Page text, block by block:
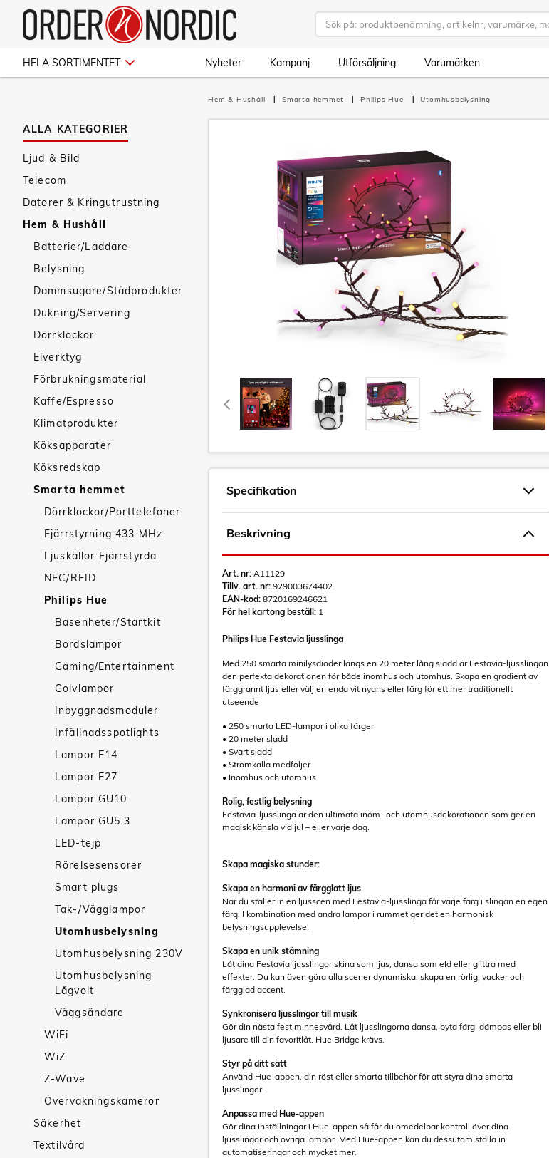
HELA SORTIMENTET Nyheter Kampanj Utförsäljning Varumärken
ALLA KATEGORIER
Ljud & Bild
Telecom
Datorer & Kringutrustning
Hem & Hushåll
Batterier/Laddare
Belysning
Dammsugare/Städprodukter
Dukning/Servering
Dörrklockor
Elverktyg
Förbrukningsmaterial
Kaffe/Espresso
Klimatprodukter
Köksapparater
Köksredskap
Smarta hemmet
Dörrklockor/Porttelefoner
Fjärrstyrning 433 MHz
Ljuskällor Fjärrstyrda
NFC/RFID
Philips Hue
Basenheter/Startkit
Bordslampor
Gaming/Entertainment
Golvlampor
Inbyggnadsmoduler
Infällnadsspotlights
Lampor E14
Lampor E27
Lampor GU10
Lampor GU5.3
LED-tejp
Rörelsesensorer
Smart plugs
Tak-/Vägglampor
Utomhusbelysning
Utomhusbelysning 230V
Utomhusbelysning
Lågvolt
Väggsändare
WiFi
WiZ
Z-Wave
Övervakningskameror
Säkerhet
Textilvård
Hem & Hushåll Smarta hemmet Philips Hue Utomhusbelysning
Specifikation
Beskrivning
Art. nr: A11129
Tillv. art. nr: 929003674402
EAN-kod: 8720169246621
För hel kartong beställ: 1
Philips Hue Festavia ljusslinga
Med 250 smarta minilysdioder längs en 20 meter lång sladd är Festavia-ljusslingan
den perfekta dekorationen för både inomhus och utomhus. Skapa en gradient av
färggrannt ljus eller välj en enda vit nyans eller färg för ett mer traditionellt
utseende
• 250 smarta LED-lampor i olika färger
• 20 meter sladd
• Svart sladd
• Strömkälla medföljer
• Inomhus och utomhus
Rolig, festlig belysning
Festavia-ljusslinga är den ultimata inom- och utomhusdekorationen som ger en
magisk känsla vid jul – eller varje dag.
Skapa magiska stunder:
Skapa en harmoni av färgglatt ljus
När du ställer in en ljusscen med Festavia-ljusslinga får varje färg i slingan en egen
färg. I kombination med andra lampor i rummet ger det en harmonisk
belysningsupplevelse.
Skapa en unik stämning
Låt dina Festavia ljusslingor skina som ljus, dansa som eld eller glittra med
effekter. Du kan även göra alla scener dynamiska, skapa en rörlig, vacker och
färgglad accent.
Synkronisera ljusslingor till musik
Gör din nästa fest minnesvärd. Låt ljusslingorna dansa, byta färg, dämpas eller bli
ljusare till din favoritlåt. Hue Bridge krävs.
Styr på ditt sätt
Använd Hue-appen, din röst eller smarta tillbehör för att styra dina smarta
ljusslingor.
Anpassa med Hue-appen
Gör dina inställningar i Hue-appen så får du omedelbar kontroll över dina
ljusslingor och övriga lampor. Med Hue-appen kan du dessutom ställa in
automatiseringar och mycket mer.